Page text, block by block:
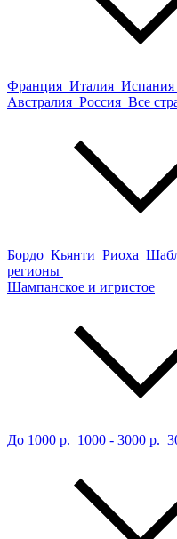
Франция Италия Испания
Австралия Россия Все
Бордо Кьянти Риоха
регионы
Шампанское и игристое
До 1000 р. 1000 - 3000 р.